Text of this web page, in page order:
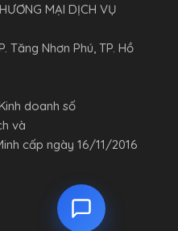
MẠI DỊCH VỤ
Tăng Nhơn Phú, TP. Hồ
doanh số
và
cấp ngày 16/11/2016